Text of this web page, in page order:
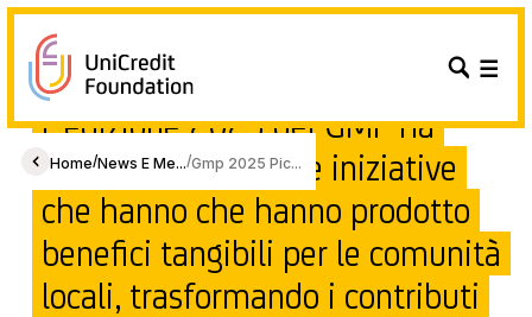
Home/News E Me.../Gmp 2025 Pic...
L’edizione 2025 del GMP ha
sostenuto progetti e iniziative
che hanno che hanno prodotto
benefici tangibili per le comunità
locali, trasformando i contributi